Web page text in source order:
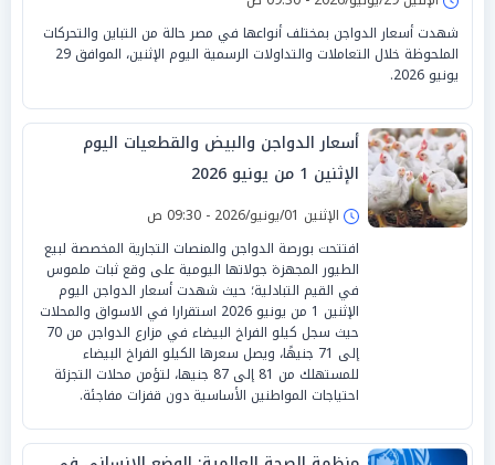
شهدت أسعار الدواجن بمختلف أنواعها في مصر حالة من التباين والتحركات
الملحوظة خلال التعاملات والتداولات الرسمية اليوم الإثنين، الموافق 29
يونيو 2026.
أسعار الدواجن والبيض والقطعيات اليوم
الإثنين 1 من يونيو 2026
الإثنين 01/يونيو/2026 - 09:30 ص
افتتحت بورصة الدواجن والمنصات التجارية المخصصة لبيع
الطيور المجهزة جولاتها اليومية على وقع ثبات ملموس
في القيم التبادلية؛ حيث شهدت أسعار الدواجن اليوم
الإثنين 1 من يونيو 2026 استقرارا في الاسواق والمحلات
حيث سجل كيلو الفراخ البيضاء في مزارع الدواجن من 70
إلى 71 جنيهًا، ويصل سعرها الكيلو الفراخ البيضاء
للمستهلك من 81 إلى 87 جنيها، لتؤمن محلات التجزئة
احتياجات المواطنين الأساسية دون قفزات مفاجئة.